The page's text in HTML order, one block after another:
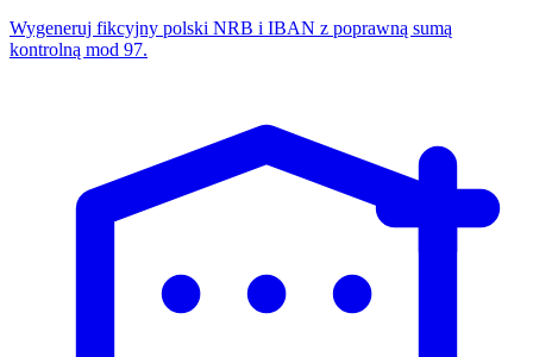
Wygeneruj fikcyjny polski NRB i IBAN z poprawną sumą
kontrolną mod 97.